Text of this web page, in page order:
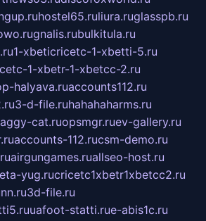
hostel65.ruliura.ruglasspb.ru
gnalis.rubulkitula.ru
1-xbeticricetc-1-xbetti-5.ru
1-xbetr-1-xbetcc-2.ru
halyava.ruaccounts112.ru
3-d-file.ruhahahaharms.ru
cat.ruopsmgr.ruev-gallery.ru
accounts-112.rucsm-demo.ru
airgungames.ruallseo-host.ru
yug.rucricetc1xbetr1xbetcc2.ru
3d-file.ru
uafoot-statti.rue-abis1c.ru